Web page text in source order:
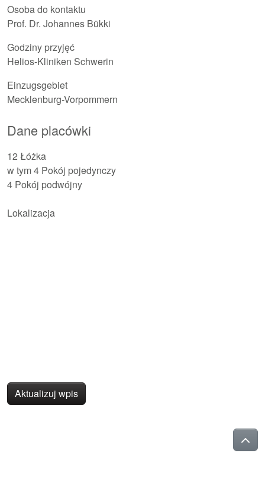
Osoba do kontaktu
Prof. Dr. Johannes Bükki
Godziny przyjęć
Helios-Kliniken Schwerin
Einzugsgebiet
Mecklenburg-Vorpommern
Dane placówki
12 Łóżka
w tym 4 Pokój pojedynczy
4 Pokój podwójny
Lokalizacja
Aktualizuj wpis